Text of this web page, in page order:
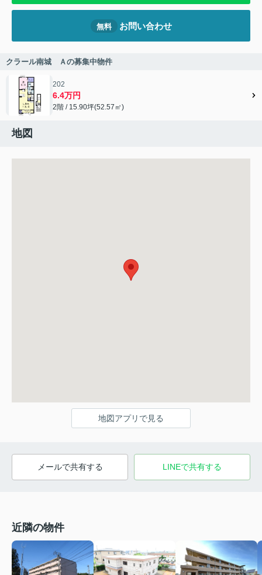
無料 お問い合わせ
クラール南城 Ａの募集中物件
202
6.4万円
2階 / 15.90坪(52.57㎡)
地図
地図アプリで見る
メールで共有する LINEで共有する
近隣の物件